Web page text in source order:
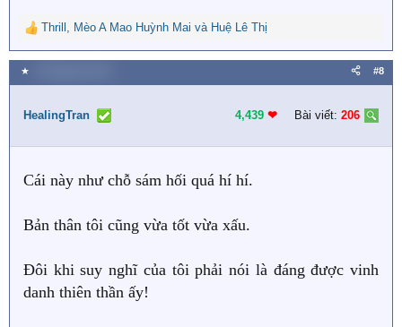
R
e
a
c
i
n
:
Thrill , Mèo A Mao Huỳnh Mai và Huệ Lê Thị
★ #8
HealingTran 4,439 ❤︎ Bài viết: 206
Cái này như chỗ sám hối quá hí hí.
Bản thân tôi cũng vừa tốt vừa xấu.
Đôi khi suy nghĩ của tôi phải nói là đáng được vinh
danh thiên thần ấy!